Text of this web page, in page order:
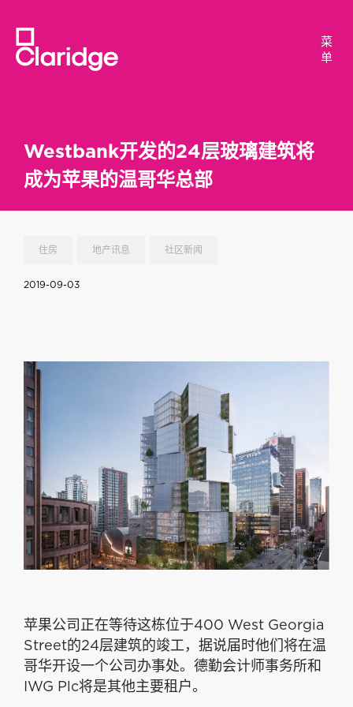
菜
单
菜
单
Westbank开发的24层玻璃建筑将
成为苹果的温哥华总部
住房 地产讯息 社区新闻
2019-09-03
苹果公司正在等待这栋位于400 West Georgia
Street的24层建筑的竣工，据说届时他们将在温
哥华开设一个公司办事处。德勤会计师事务所和
IWG Plc将是其他主要租户。